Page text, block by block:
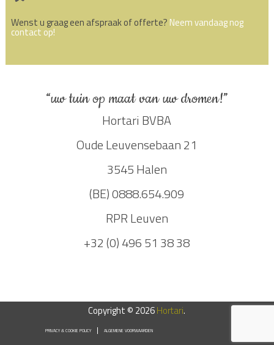
Wenst u graag een afspraak of offerte? Neem vandaag nog
contact op!
“uw tuin op maat van uw dromen!”
Hortari BVBA
Oude Leuvensebaan 21
3545 Halen
(BE) 0888.654.909
RPR Leuven
+32 (0) 496 51 38 38
Copyright © 2026Hortari.
PRIVACY & COOKIE POLICY ALGEMENE VOORWAARDEN